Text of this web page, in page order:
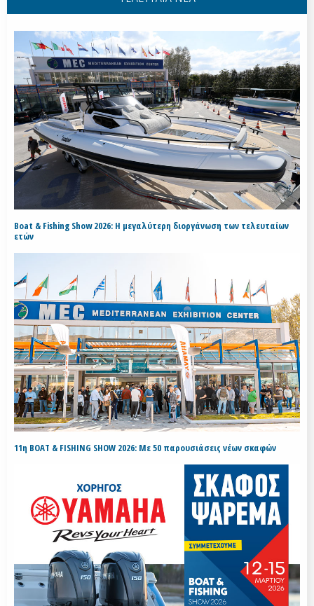
Boat & Fishing Show 2026: Η μεγαλύτερη διοργάνωση των τελευταίων
ετών
11η BOAT & FISHING SHOW 2026: Με 50 παρουσιάσεις νέων σκαφών